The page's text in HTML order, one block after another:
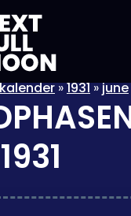
»1931»june